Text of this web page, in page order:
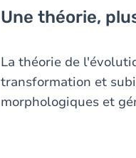
Une théorie,
La théorie de
transformation et
morphologiques et